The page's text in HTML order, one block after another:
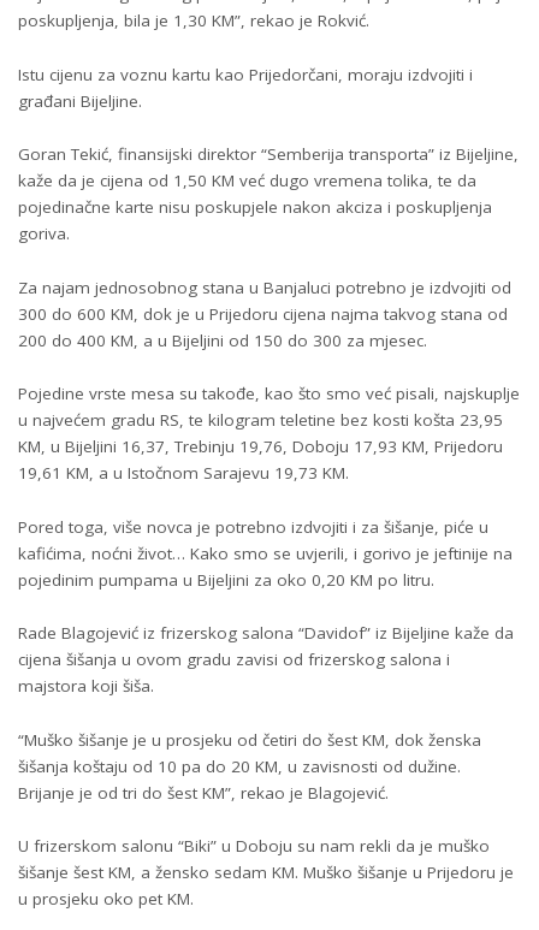
poskupljenja, bila je 1,30 KM”, rekao je Rokvić.
Istu cijenu za voznu kartu kao Prijedorčani, moraju izdvojiti i
građani Bijeljine.
Goran Tekić, finansijski direktor “Semberija transporta” iz Bijeljine,
kaže da je cijena od 1,50 KM već dugo vremena tolika, te da
pojedinačne karte nisu poskupjele nakon akciza i poskupljenja
goriva.
Za najam jednosobnog stana u Banjaluci potrebno je izdvojiti od
300 do 600 KM, dok je u Prijedoru cijena najma takvog stana od
200 do 400 KM, a u Bijeljini od 150 do 300 za mjesec.
Pojedine vrste mesa su takođe, kao što smo već pisali, najskuplje
u najvećem gradu RS, te kilogram teletine bez kosti košta 23,95
KM, u Bijeljini 16,37, Trebinju 19,76, Doboju 17,93 KM, Prijedoru
19,61 KM, a u Istočnom Sarajevu 19,73 KM.
Pored toga, više novca je potrebno izdvojiti i za šišanje, piće u
kafićima, noćni život… Kako smo se uvjerili, i gorivo je jeftinije na
pojedinim pumpama u Bijeljini za oko 0,20 KM po litru.
Rade Blagojević iz frizerskog salona “Davidof” iz Bijeljine kaže da
cijena šišanja u ovom gradu zavisi od frizerskog salona i
majstora koji šiša.
“Muško šišanje je u prosjeku od četiri do šest KM, dok ženska
šišanja koštaju od 10 pa do 20 KM, u zavisnosti od dužine.
Brijanje je od tri do šest KM”, rekao je Blagojević.
U frizerskom salonu “Biki” u Doboju su nam rekli da je muško
šišanje šest KM, a žensko sedam KM. Muško šišanje u Prijedoru je
u prosjeku oko pet KM.